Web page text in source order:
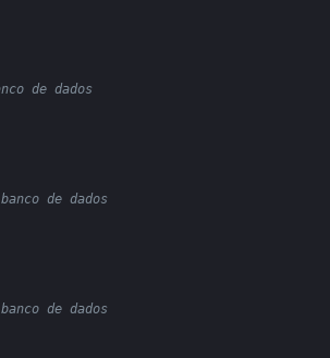
de dados
de dados
de dados